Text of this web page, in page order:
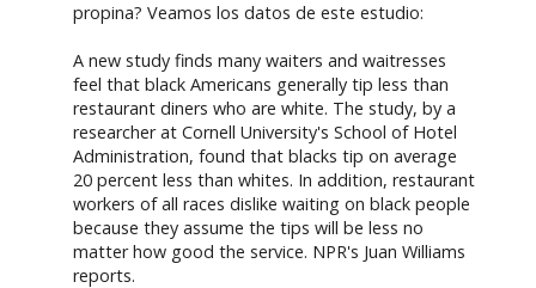
propina? Veamos los datos de este estudio:
A new study finds many waiters and waitresses
feel that black Americans generally tip less than
restaurant diners who are white. The study, by a
researcher at Cornell University's School of Hotel
Administration, found that blacks tip on average
20 percent less than whites. In addition, restaurant
workers of all races dislike waiting on black people
because they assume the tips will be less no
matter how good the service. NPR's Juan Williams
reports.